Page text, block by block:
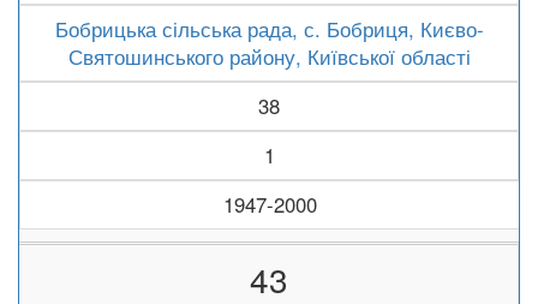
Бобрицька сільська рада, с. Бобриця, Києво-
Святошинського району, Київської області
38
1
1947-2000
43